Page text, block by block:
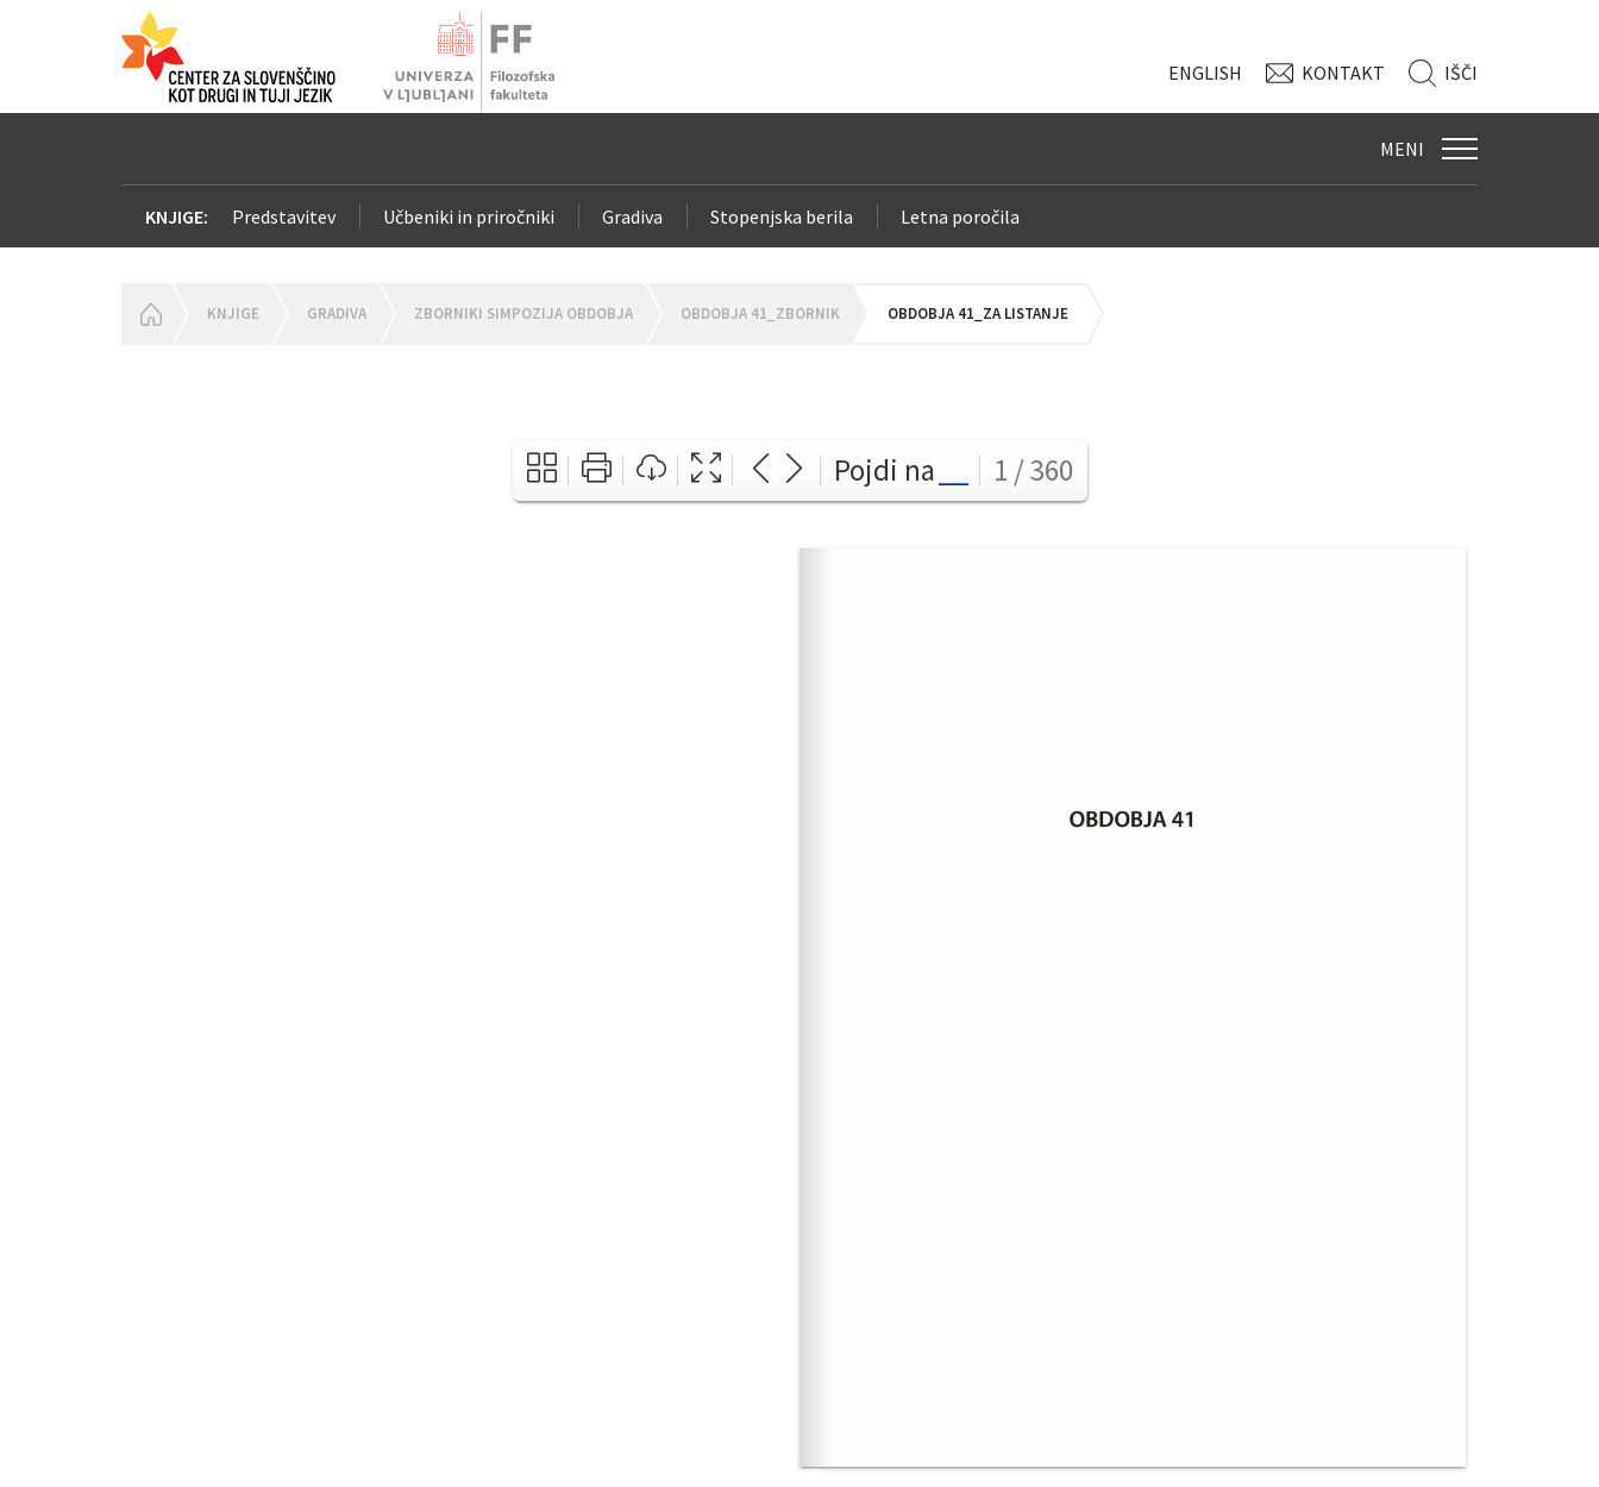
ENGLISH KONTAKT IŠČI
MENI
KNJIGE: Predstavitev Učbeniki in priročniki Gradiva Stopenjska berila Letna poročila
HOMEPAGE
KNJIGE GRADIVA ZBORNIKI SIMPOZIJA OBDOBJA OBDOBJA 41_ZBORNIK OBDOBJA 41_ZA LISTANJE
Pojdi na 1 / 360